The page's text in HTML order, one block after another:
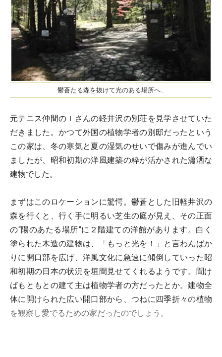
鬱蒼たる森を抜けて光のある場所へ…
元テニス仲間のＩさんの軽井沢の別荘を見学させていた
だきました。かつて外国の植物学者の別邸だったという
この家は、冬の寒気と夏の湿気のせいで傷みが進んでい
ましたが、昭和初期の洋風建築の粋が活かされた瀟洒な
建物でした。
まずはこのロケーションに驚愕。鬱蒼とした旧軽井沢の
森を行くと、行く手に明るい芝生の庭が見え、その正面
の“陽のあたる場所”に２階建ての洋館があります。白く
塗られた木造の建物は、「もっと光を！」と言わんばか
りに開口部を広げ、洋風文化に急速に傾倒していった昭
和初期の日本の状況を垣間見せてくれるようです。聞け
ばもともとの建て主は植物学者の方だったとか。建物全
体に開けられた広い開口部から、つねに四季折々の植物
を観察し愛でるための家だったのでしょう。